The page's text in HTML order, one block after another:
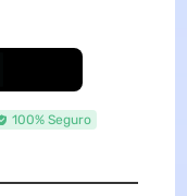
100% Seguro